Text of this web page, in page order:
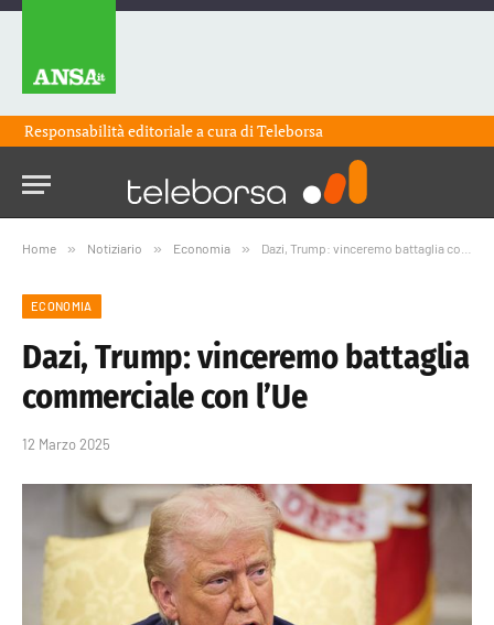
Responsabilità editoriale a cura diTeleborsa
Home » Notiziario » Economia » Dazi, Trump: vinceremo battaglia commerciale con l’Ue
ECONOMIA
Dazi, Trump: vinceremo battaglia
commerciale con l’Ue
12 Marzo 2025